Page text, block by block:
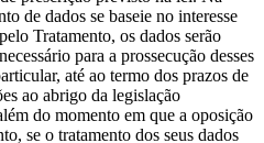
de dados se baseie no interesse
Tratamento, os dados serão
para a prossecução desses
até ao termo dos prazos de
ao abrigo da legislação
do momento em que a oposição
se o tratamento dos seus dados